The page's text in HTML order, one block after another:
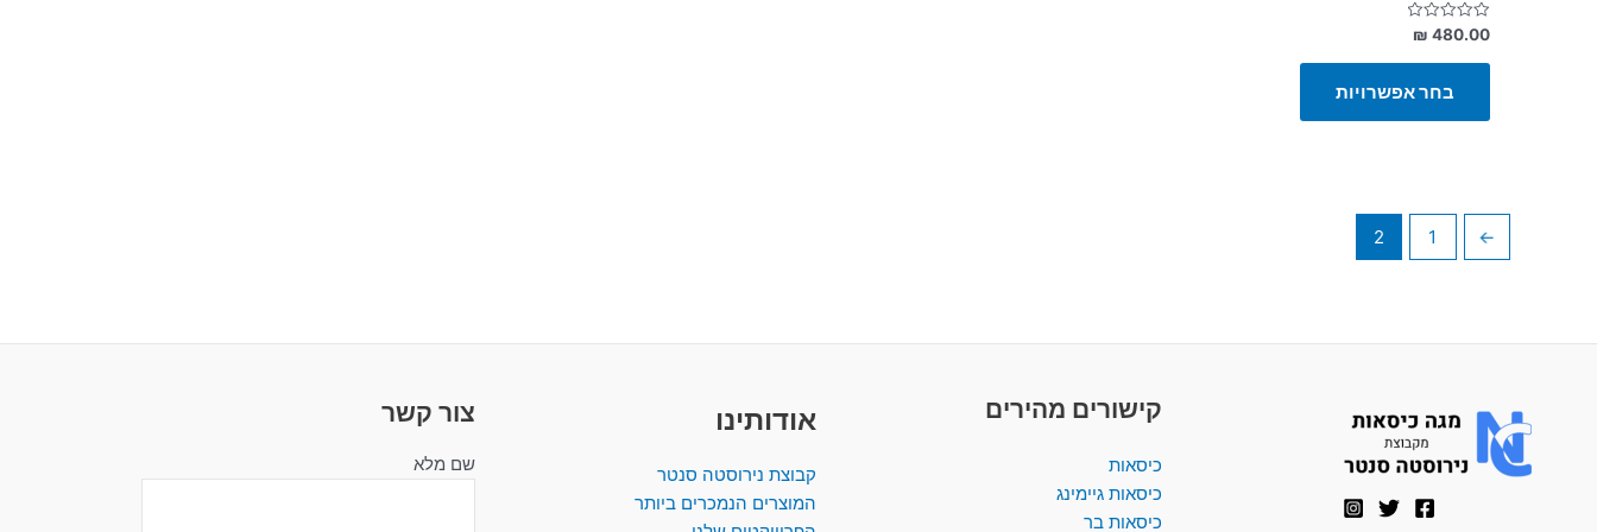
דורג
0
מתוך
₪ 480.00
בחר אפשרויות
→
1
2
קישורים מהירים
כיסאות
כיסאות גיימינג
כיסאות בר
אודותינו
קבוצת נירוסטה סנטר
המוצרים הנמכרים ביותר​
צור קשר
שם מלא